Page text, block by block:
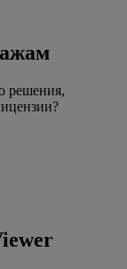
решения,